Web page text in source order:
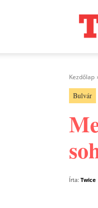
Kezdőlap
Bulvár
Írta: Twice